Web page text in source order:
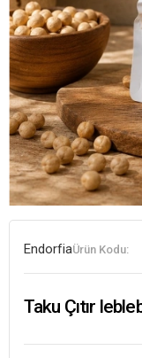
EndorfiaÜrün Kodu:
Taku Çıtır